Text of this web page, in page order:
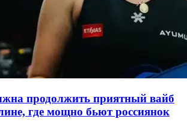
продолжить приятный вайб
где мощно бьют россиянок